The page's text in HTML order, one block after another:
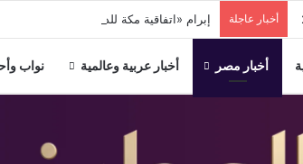
أخبار عاجلة إبرام «اتفاقية مكة للدفاع المشترك» بين 3 دول إسلامية
أخبار مصر أخبار عربية وعالمية نواب